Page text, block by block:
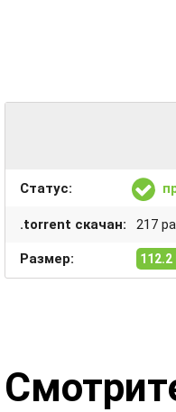
Статус:
.torrent скачан: 217
Размер: 112.2